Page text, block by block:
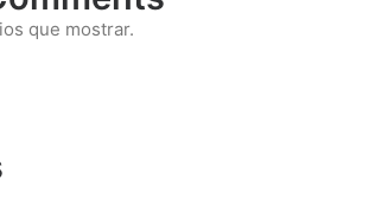
que mostrar.